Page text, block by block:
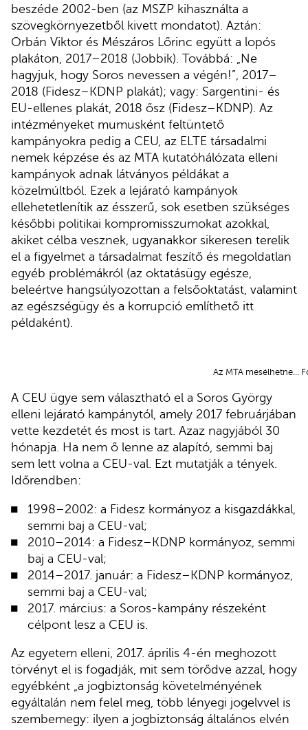
beszéde 2002-ben (az MSZP kihasználta a
szövegkörnyezetből kivett mondatot). Aztán:
Orbán Viktor és Mészáros Lőrinc együtt a lopós
plakáton, 2017–2018 (Jobbik). Továbbá: „Ne
hagyjuk, hogy Soros nevessen a végén!”, 2017–
2018 (Fidesz–KDNP plakát); vagy: Sargentini- és
EU-ellenes plakát, 2018 ősz (Fidesz–KDNP). Az
intézményeket mumusként feltüntető
kampányokra pedig a CEU, az ELTE társadalmi
nemek képzése és az MTA kutatóhálózata elleni
kampányok adnak látványos példákat a
közelmúltból. Ezek a lejárató kampányok
ellehetetlenítik az ésszerű, sok esetben szükséges
későbbi politikai kompromisszumokat azokkal,
akiket célba vesznek, ugyanakkor sikeresen terelik
el a figyelmet a társadalmat feszítő és megoldatlan
egyéb problémákról (az oktatásügy egésze,
beleértve hangsúlyozottan a felsőoktatást, valamint
az egészségügy és a korrupció említhető itt
példaként).
Az MTA mesélhetne…
A CEU ügye sem választható el a Soros György
elleni lejárató kampánytól, amely 2017 februárjában
vette kezdetét és most is tart. Azaz nagyjából 30
hónapja. Ha nem ő lenne az alapító, semmi baj
sem lett volna a CEU-val. Ezt mutatják a tények.
Időrendben:
1998–2002: a Fidesz kormányoz a kisgazdákkal,
semmi baj a CEU-val;
2010–2014: a Fidesz–KDNP kormányoz, semmi
baj a CEU-val;
2014–2017. január: a Fidesz–KDNP kormányoz,
semmi baj a CEU-val;
2017. március: a Soros-kampány részeként
célpont lesz a CEU is.
Az egyetem elleni, 2017. április 4-én meghozott
törvényt el is fogadják, mit sem törődve azzal, hogy
egyébként „a jogbiztonság követelményének
egyáltalán nem felel meg, több lényegi jogelvvel is
szembemegy: ilyen a jogbiztonság általános elvén